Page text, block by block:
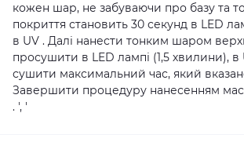
кожен шар, не забуваючи про базу та
покриття становить 30 секунд в LED
в UV . Далі нанести тонким шаром
просушити в LED лампі (1,5 хвилини), в
сушити максимальний час, який
Завершити процедуру нанесенням
. ', '